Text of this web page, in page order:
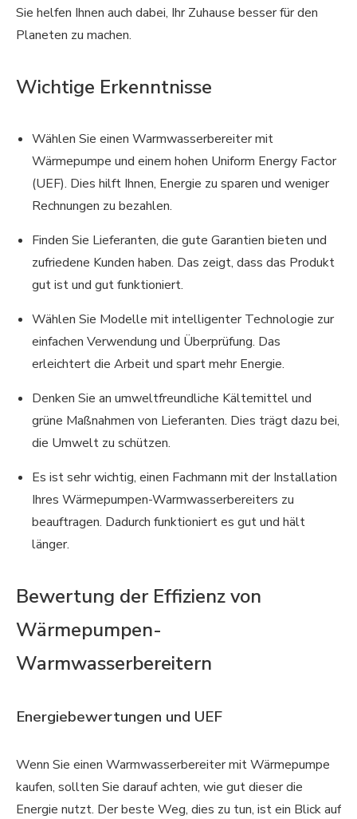
Sie helfen Ihnen auch dabei, Ihr Zuhause besser für den
Planeten zu machen.
Wichtige Erkenntnisse
Wählen Sie einen Warmwasserbereiter mit
Wärmepumpe und einem hohen Uniform Energy Factor
(UEF). Dies hilft Ihnen, Energie zu sparen und weniger
Rechnungen zu bezahlen.
Finden Sie Lieferanten, die gute Garantien bieten und
zufriedene Kunden haben. Das zeigt, dass das Produkt
gut ist und gut funktioniert.
Wählen Sie Modelle mit intelligenter Technologie zur
einfachen Verwendung und Überprüfung. Das
erleichtert die Arbeit und spart mehr Energie.
Denken Sie an umweltfreundliche Kältemittel und
grüne Maßnahmen von Lieferanten. Dies trägt dazu bei,
die Umwelt zu schützen.
Es ist sehr wichtig, einen Fachmann mit der Installation
Ihres Wärmepumpen-Warmwasserbereiters zu
beauftragen. Dadurch funktioniert es gut und hält
länger.
Bewertung der Effizienz von
Wärmepumpen-
Warmwasserbereitern
Energiebewertungen und UEF
Wenn Sie einen Warmwasserbereiter mit Wärmepumpe
kaufen, sollten Sie darauf achten, wie gut dieser die
Energie nutzt. Der beste Weg, dies zu tun, ist ein Blick auf